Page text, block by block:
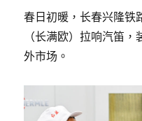
春日初暖，长春兴隆铁
（长满欧）拉响汽笛
外市场。